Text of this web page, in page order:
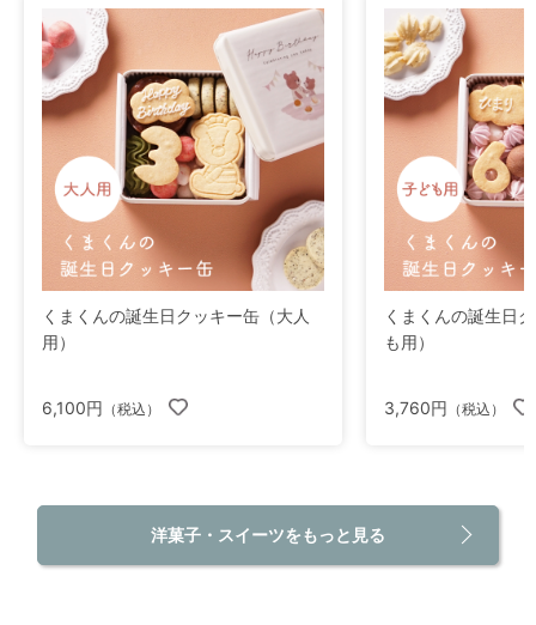
くまくんの誕生日クッキー缶（大人
用）
6,100円 （税込）
くまくんの誕生日
も用）
3,760円 （税込）
洋菓子・スイーツをもっと見る